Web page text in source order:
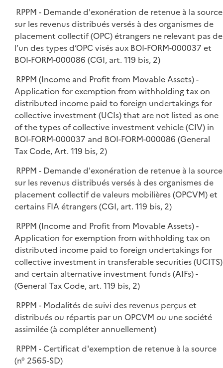
e
r
l
i
e
r
p
l
i
e
r
RPPM - Demande d'exonération de retenue à la source
sur les revenus distribués versés à des organismes de
placement collectif (OPC) étrangers ne relevant pas de
l’un des types d’OPC visés aux BOI-FORM-000037 et
BOI-FORM-000086 (CGI, art. 119 bis, 2)
RPPM (Income and Profit from Movable Assets) -
Application for exemption from withholding tax on
distributed income paid to foreign undertakings for
collective investment (UCIs) that are not listed as one
of the types of collective investment vehicle (CIV) in
BOI-FORM-000037 and BOI-FORM-000086 (General
Tax Code, Art. 119 bis, 2)
RPPM - Demande d'exonération de retenue à la source
sur les revenus distribués versés à des organismes de
placement collectif de valeurs mobilières (OPCVM) et
certains FIA étrangers (CGI, art. 119 bis, 2)
RPPM (Income and Profit from Movable Assets) -
Application for exemption from withholding tax on
distributed income paid to foreign undertakings for
collective investment in transferable securities (UCITS)
and certain alternative investment funds (AIFs) -
(General Tax Code, art. 119 bis, 2)
RPPM - Modalités de suivi des revenus perçus et
distribués ou répartis par un OPCVM ou une société
assimilée (à compléter annuellement)
RPPM - Certificat d'exemption de retenue à la source
(n° 2565-SD)